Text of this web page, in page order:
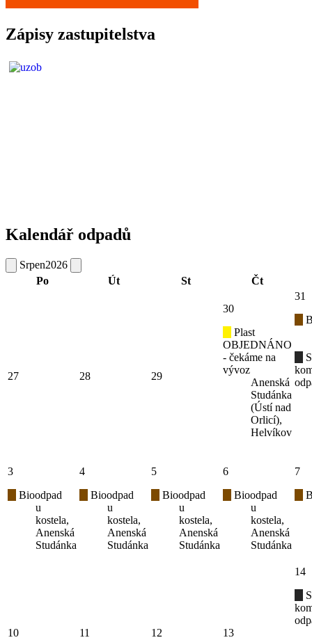
Zápisy zastupitelstva
Kalendář odpadů
Srpen2026
Po
Út St Čt
27 28 29
30
Plast
OBJEDNÁNO
- čekáme na
vývoz
Anenská
Studánka
(Ústí nad
Orlicí),
Helvíkov
31
3
Bioodpad
u
kostela,
Anenská
Studánka
4
Bioodpad
u
kostela,
Anenská
Studánka
5
Bioodpad
u
kostela,
Anenská
Studánka
6
Bioodpad
u
kostela,
Anenská
Studánka
7
10 11 12 13
14